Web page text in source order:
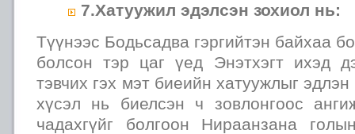
7.Хатуужил эдэлсэн зохиол нь:
Түүнээс Бодьсадва гэргийтэн байхаа
болсон тэр цаг үед Энэтхэгт ихэд
тэвчих гэх мэт биеийн хатуужлыг
хүсэл нь биелсэн ч зовлонгоос
чадахгүйг болгоон Нираанзана